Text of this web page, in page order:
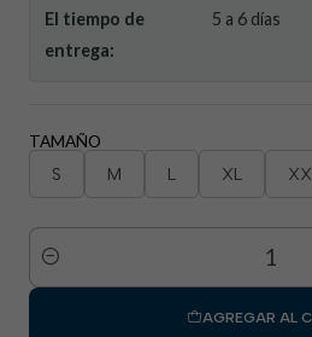
El tiempo de
entrega:
5 a 6 días
TAMAÑO
S M L XL
Cantidad
AGREGAR AL